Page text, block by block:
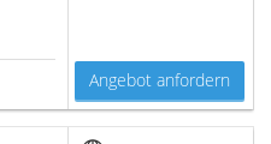
Angebot anfordern